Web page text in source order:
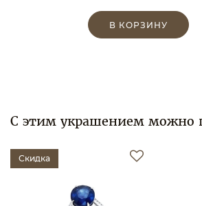
В КОРЗИНУ
С этим украшением можно
Скидка